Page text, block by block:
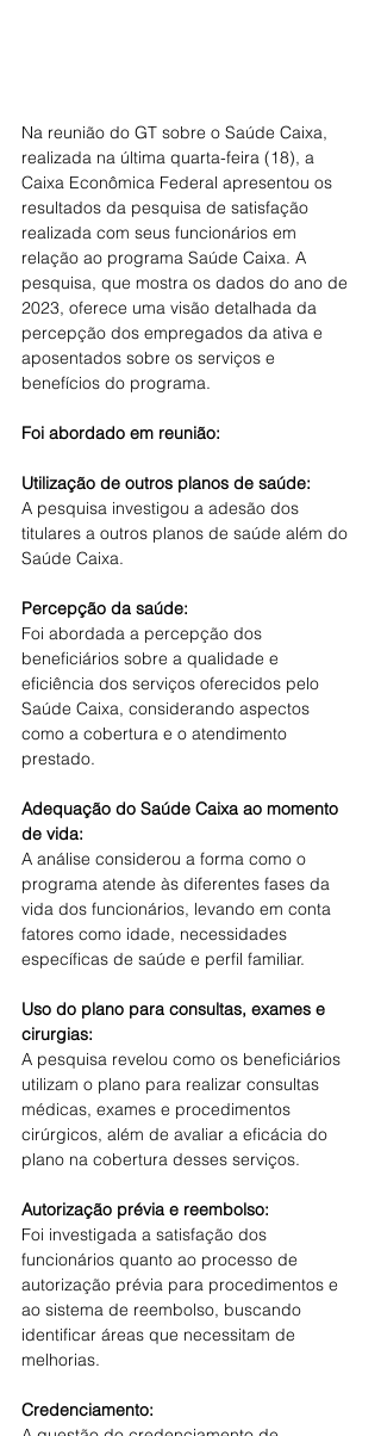
Na reunião do GT sobre o Saúde Caixa,
realizada na última quarta-feira (18), a
Caixa Econômica Federal apresentou os
resultados da pesquisa de satisfação
realizada com seus funcionários em
relação ao programa Saúde Caixa. A
pesquisa, que mostra os dados do ano de
2023, oferece uma visão detalhada da
percepção dos empregados da ativa e
aposentados sobre os serviços e
benefícios do programa.
Foi abordado em reunião:
Utilização de outros planos de saúde:
A pesquisa investigou a adesão dos
titulares a outros planos de saúde além do
Saúde Caixa.
Percepção da saúde:
Foi abordada a percepção dos
beneficiários sobre a qualidade e
eficiência dos serviços oferecidos pelo
Saúde Caixa, considerando aspectos
como a cobertura e o atendimento
prestado.
Adequação do Saúde Caixa ao momento
de vida:
A análise considerou a forma como o
programa atende às diferentes fases da
vida dos funcionários, levando em conta
fatores como idade, necessidades
específicas de saúde e perfil familiar.
Uso do plano para consultas, exames e
cirurgias:
A pesquisa revelou como os beneficiários
utilizam o plano para realizar consultas
médicas, exames e procedimentos
cirúrgicos, além de avaliar a eficácia do
plano na cobertura desses serviços.
Autorização prévia e reembolso:
Foi investigada a satisfação dos
funcionários quanto ao processo de
autorização prévia para procedimentos e
ao sistema de reembolso, buscando
identificar áreas que necessitam de
melhorias.
Credenciamento: